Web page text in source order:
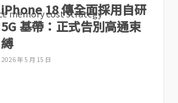
iPhone 18 傳全面採用自研
5G 基帶：正式告別高通束
縛
2026 年 5 月 15 日